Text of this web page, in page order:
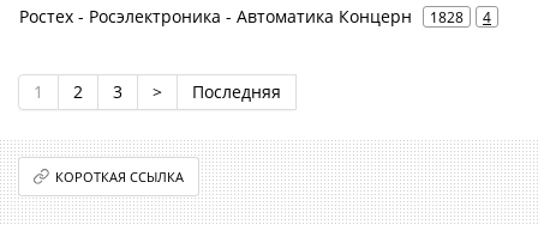
Ростех - Росэлектроника - Автоматика Концерн 1828 4
1 2 3 > Последняя
КОРОТКАЯ ССЫЛКА